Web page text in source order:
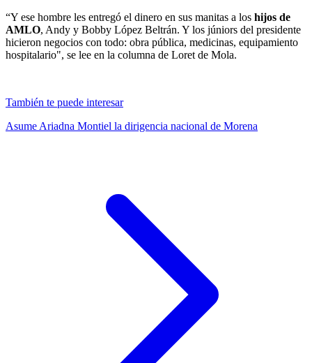
“Y ese hombre les entregó el dinero en sus manitas a los hijos de
AMLO, Andy y Bobby López Beltrán. Y los júniors del presidente
hicieron negocios con todo: obra pública, medicinas, equipamiento
hospitalario", se lee en la columna de Loret de Mola.
También te puede interesar
Asume Ariadna Montiel la dirigencia nacional de Morena